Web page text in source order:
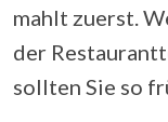
mahlt zuerst.
der
sollten Sie so